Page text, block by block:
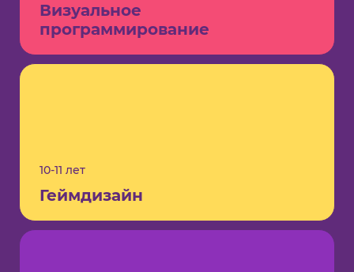
Визуальное
программирование
10-11 лет
Геймдизайн